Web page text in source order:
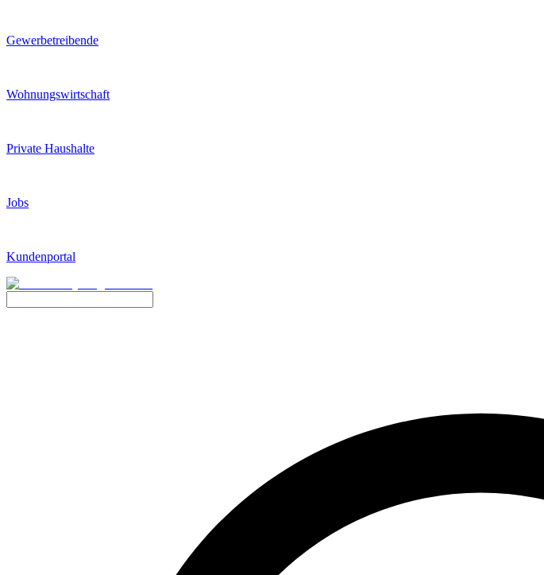
Gewerbetreibende
Wohnungswirtschaft
Private Haushalte
Jobs
Kundenportal